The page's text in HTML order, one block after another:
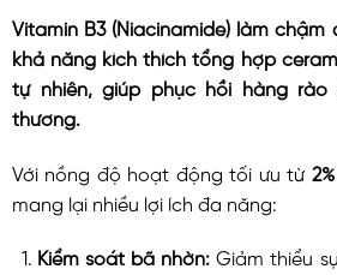
Vitamin B3 (Niacinamide) làm
khả năng kích thích tổng hợp
tự nhiên, giúp phục hồi hàng
thương.
Với nồng độ hoạt động tối ưu từ
mang lại nhiều lợi ích đa năng:
Kiểm soát bã nhờn: Giảm thiểu